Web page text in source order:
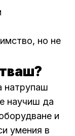
но не
натрупаш
научиш да
и
умения в